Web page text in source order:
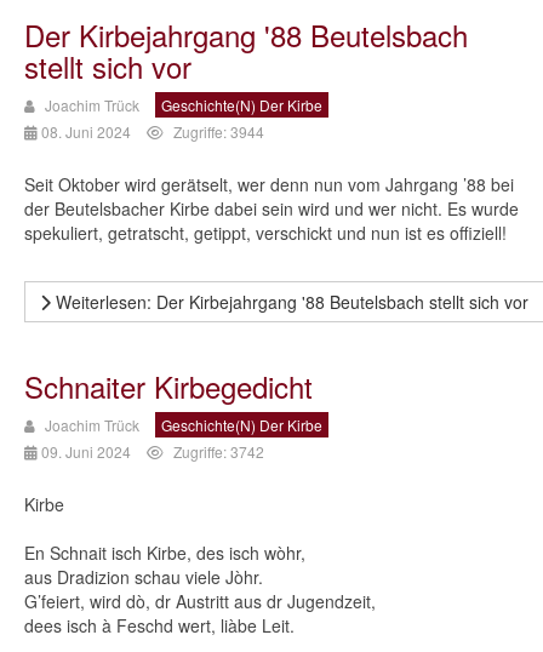
Der Kirbejahrgang '88 Beutelsbach
stellt sich vor
Joachim Trück
Geschichte(n) Der Kirbe
08. Juni 2024
Zugriffe: 3944
Seit Oktober wird gerätselt, wer denn nun vom Jahrgang ’88 bei
der Beutelsbacher Kirbe dabei sein wird und wer nicht. Es wurde
spekuliert, getratscht, getippt, verschickt und nun ist es offiziell!
Weiterlesen: Der Kirbejahrgang '88 Beutelsbach stellt sich vor
Schnaiter Kirbegedicht
Joachim Trück
Geschichte(n) Der Kirbe
09. Juni 2024
Zugriffe: 3742
Kirbe
En Schnait isch Kirbe, des isch wòhr,
aus Dradizion schau viele Jòhr.
G’feiert, wird dò, dr Austritt aus dr Jugendzeit,
dees isch à Feschd wert, liàbe Leit.